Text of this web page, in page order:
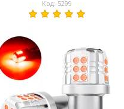
Код: 5299